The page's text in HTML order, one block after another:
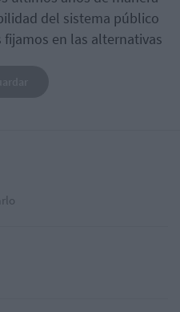
del sistema público
en las alternativas